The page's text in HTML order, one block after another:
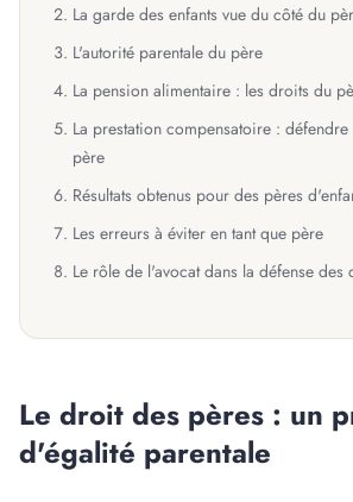
La garde des enfants vue du côté du
L'autorité parentale du père
La pension alimentaire : les droits du
La prestation compensatoire :
père
Résultats obtenus pour des pères
Les erreurs à éviter en tant que père
Le rôle de l'avocat dans la défense
Le droit des pères : un
d'égalité parentale